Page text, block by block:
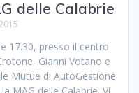
delle Calabrie
17.30, presso il centro
Gianni Votano e
Mutue di AutoGestione